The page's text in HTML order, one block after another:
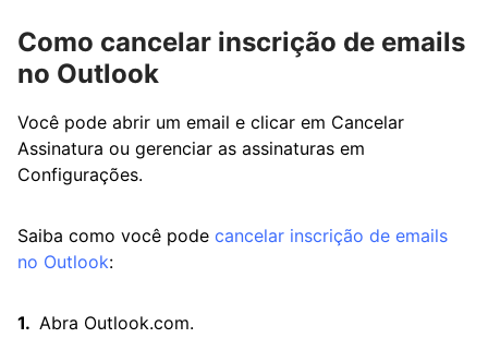
Como cancelar inscrição de emails
no Outlook
Você pode abrir um email e clicar em Cancelar
Assinatura ou gerenciar as assinaturas em
Configurações.
Saiba como você pode cancelar inscrição de emails
no Outlook:
Abra Outlook.com.